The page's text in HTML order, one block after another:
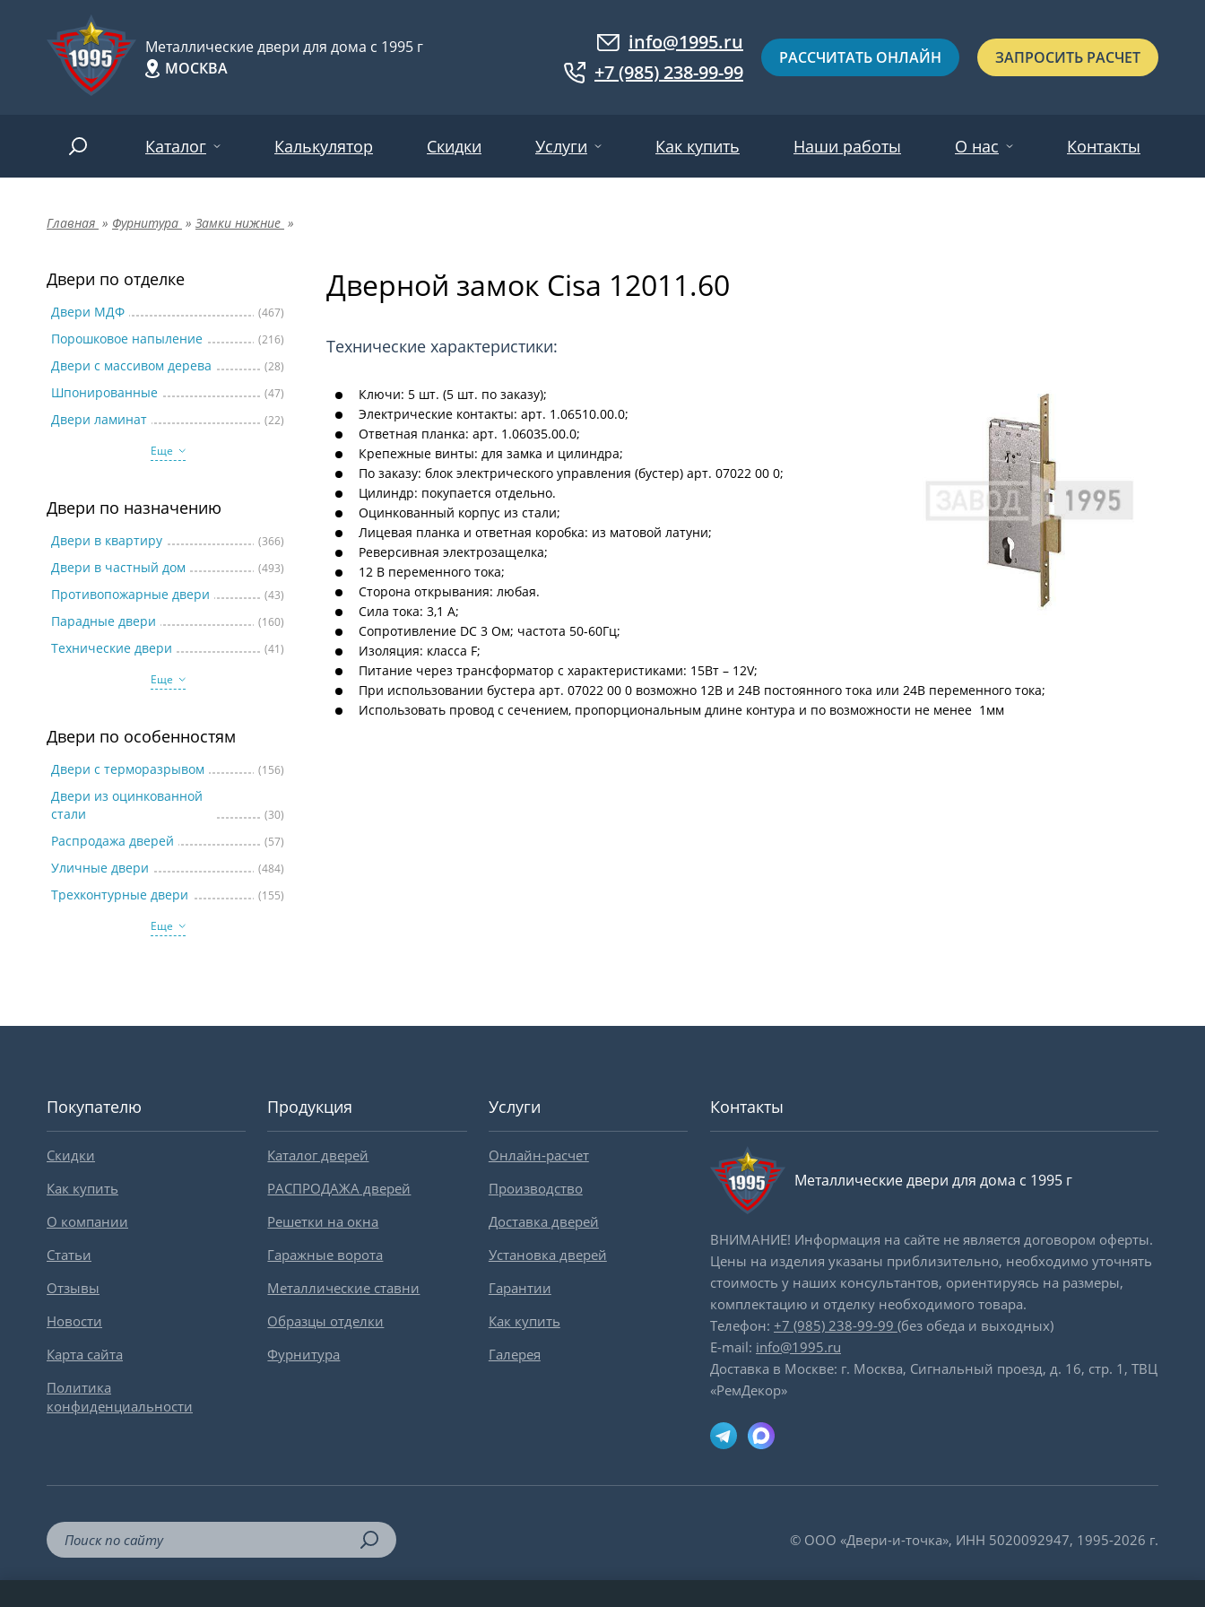
Металлические двери для дома с 1995 г
МОСКВА
info@1995.ru
+7 (985) 238-99-99
РАССЧИТАТЬ ОНЛАЙН ЗАПРОСИТЬ РАСЧЕТ
Каталог
Двери по отделке
Двери по назначению
Двери по особенностям
Порошковое напыление
Двери с массивом дерева
Шпонированные
Двери с винилискожей
Двери с фотопанелями
Калькулятор Скидки Услуги
Производство
Гарантия и возврат
Как купить Наши работы О нас Контакты
Главная » Фурнитура » Замки нижние »
Двери по отделке
Двери МДФ (467)
Порошковое напыление (216)
Двери с массивом дерева (28)
Шпонированные (47)
Двери ламинат
(22)
Еще
Двери по назначению
Двери в квартиру (366)
Двери в частный дом (493)
Противопожарные двери (43)
Парадные двери (160)
Технические двери
(41)
Еще
Двери по особенностям
Двери с терморазрывом (156)
Двери из оцинкованной
стали
(30)
Распродажа дверей (57)
Уличные двери (484)
Трехконтурные двери
(155)
Еще
Дверной замок Cisa 12011.60
Технические характеристики:
Ключи: 5 шт. (5 шт. по заказу);
Электрические контакты: арт. 1.06510.00.0;
Ответная планка: арт. 1.06035.00.0;
Крепежные винты: для замка и цилиндра;
По заказу: блок электрического управления (бустер) арт. 07022 00 0;
Цилиндр: покупается отдельно.
Оцинкованный корпус из стали;
Лицевая планка и ответная коробка: из матовой латуни;
Реверсивная электрозащелка;
12 В переменного тока;
Сторона открывания: любая.
Сила тока: 3,1 А;
Сопротивление DC 3 Ом; частота 50-60Гц;
Изоляция: класса F;
Питание через трансформатор с характеристиками: 15Вт – 12V;
При использовании бустера арт. 07022 00 0 возможно 12В и 24В постоянного тока или 24В переменного тока;
Использовать провод с сечением, пропорциональным длине контура и по возможности не менее 1мм
Покупателю
Скидки
Как купить
О компании
Статьи
Отзывы
Новости
Карта сайта
Политика
конфиденциальности
Продукция
Каталог дверей
РАСПРОДАЖА дверей
Решетки на окна
Гаражные ворота
Металлические ставни
Образцы отделки
Фурнитура
Услуги
Онлайн-расчет
Производство
Доставка дверей
Установка дверей
Гарантии
Как купить
Галерея
Контакты
Металлические двери для дома с 1995 г
ВНИМАНИЕ! Информация на сайте не является договором оферты.
Цены на изделия указаны приблизительно, необходимо уточнять
стоимость у наших консультантов, ориентируясь на размеры,
комплектацию и отделку необходимого товара.
Телефон: +7 (985) 238-99-99 (без обеда и выходных)
E-mail: info@1995.ru
Доставка в Москве: г. Москва, Сигнальный проезд, д. 16, стр. 1, ТВЦ
«РемДекор»
© ООО «Двери-и-точка», ИНН 5020092947, 1995-2026 г.